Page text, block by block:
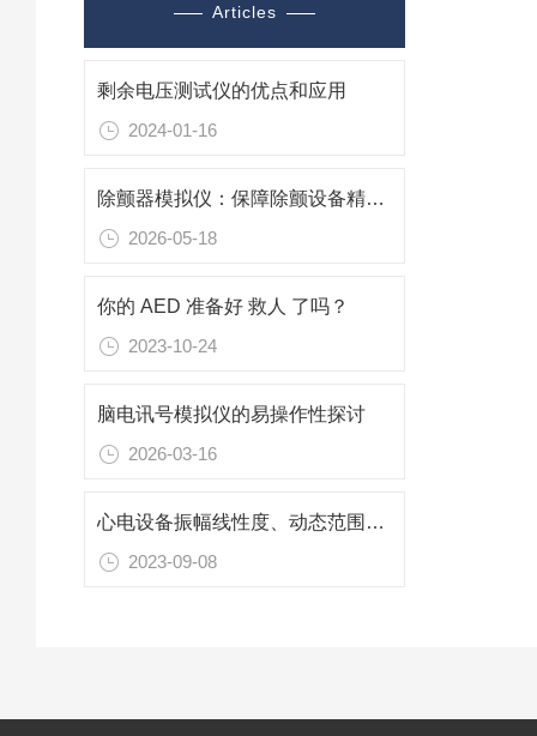
Articles
剩余电压测试仪的优点和应用
2024-01-16
除颤器模拟仪：保障除颤设备精准运行的关键工具
2026-05-18
你的 AED 准备好 救人 了吗？
2023-10-24
脑电讯号模拟仪的易操作性探讨
2026-03-16
心电设备振幅线性度、动态范围和直流偏压的容忍度
2023-09-08